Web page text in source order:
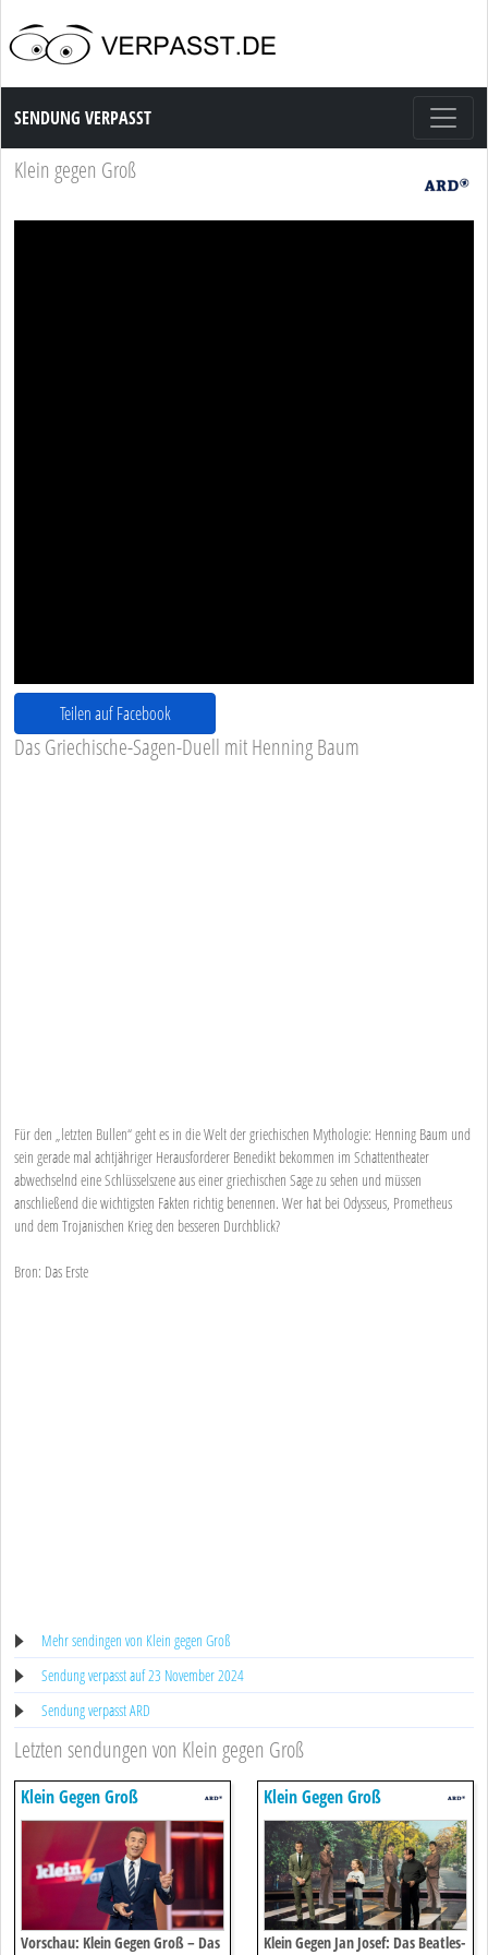
Sendung Verpasst
SENDUNG VERPASST
Klein gegen Groß
Teilen auf Facebook
Das Griechische-Sagen-Duell mit Henning Baum
Für den „letzten Bullen“ geht es in die Welt der griechischen Mythologie: Henning Baum und
sein gerade mal achtjähriger Herausforderer Benedikt bekommen im Schattentheater
abwechselnd eine Schlüsselszene aus einer griechischen Sage zu sehen und müssen
anschließend die wichtigsten Fakten richtig benennen. Wer hat bei Odysseus, Prometheus
und dem Trojanischen Krieg den besseren Durchblick?
Bron: Das Erste
Mehr sendingen von Klein gegen Groß
Sendung verpasst auf 23 November 2024
Sendung verpasst ARD
Letzten sendungen von Klein gegen Groß
Klein Gegen Groß
Vorschau: Klein Gegen Groß – Das
Klein Gegen Groß
Klein Gegen Jan Josef: Das Beatles-